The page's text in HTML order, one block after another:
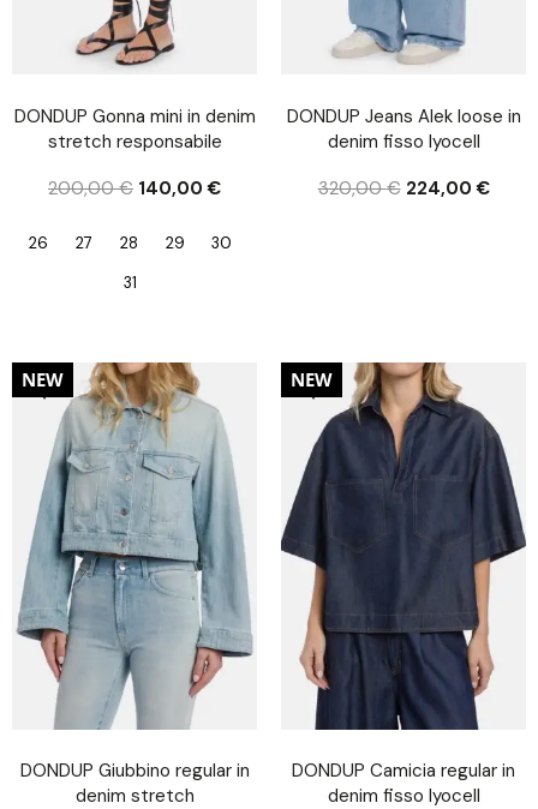
DONDUP Gonna mini in denim
stretch responsabile
200,00€ 140,00€
26 27 28 29
30
31
DONDUP Jeans Alek loose in
denim fisso lyocell
320,00€ 224,00€
30%
NEW
DONDUP Giubbino regular in
denim stretch
30%
NEW
DONDUP Camicia regular in
denim fisso lyocell